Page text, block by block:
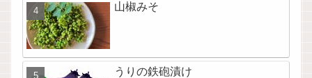
山椒みそ
うりの鉄砲漬け